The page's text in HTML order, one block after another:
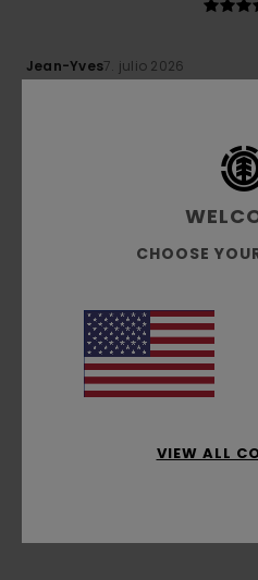
Jean-Yves7. julio 2026
diseño
: 5/5
Recomiendo este producto
5
3. julio 2026
Me ha gustado
Comodidad: 5/5 Relación
perfectaMaterial: 5/5 Color
CHOOSE
VIEW ALL